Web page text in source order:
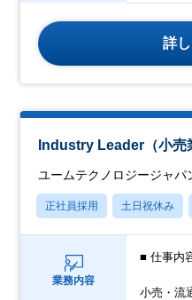
詳
Industry Leader（小売
ユームテクノロジージャパ
正社員採用 土日祝休み
業務内容
■ 仕事内
小売・流